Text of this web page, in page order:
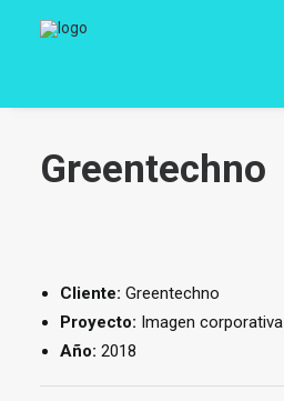
Greentechno
Cliente: Greentechno
Proyecto: Imagen corporativa
Año: 2018